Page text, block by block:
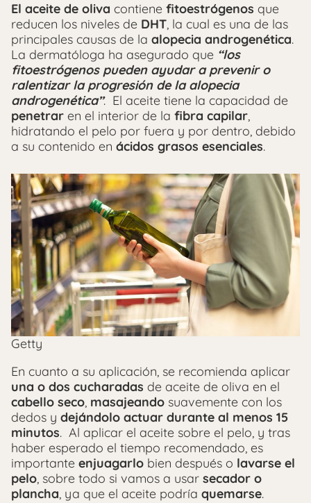
El aceite de oliva contiene fitoestrógenos que
reducen los niveles de DHT, la cual es una de las
principales causas de la alopecia androgenética.
La dermatóloga ha asegurado que “los
fitoestrógenos pueden ayudar a prevenir o
ralentizar la progresión de la alopecia
androgenética”. El aceite tiene la capacidad de
penetrar en el interior de la fibra capilar,
hidratando el pelo por fuera y por dentro, debido
a su contenido en ácidos grasos esenciales.
Getty
En cuanto a su aplicación, se recomienda aplicar
una o dos cucharadas de aceite de oliva en el
cabello seco, masajeando suavemente con los
dedos y dejándolo actuar durante al menos 15
minutos. Al aplicar el aceite sobre el pelo, y tras
haber esperado el tiempo recomendado, es
importante enjuagarlo bien después o lavarse el
pelo, sobre todo si vamos a usar secador o
plancha, ya que el aceite podría quemarse.